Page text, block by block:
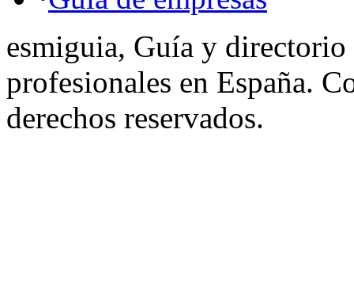
esmiguia, Guía y directorio
profesionales en España.
derechos reservados.